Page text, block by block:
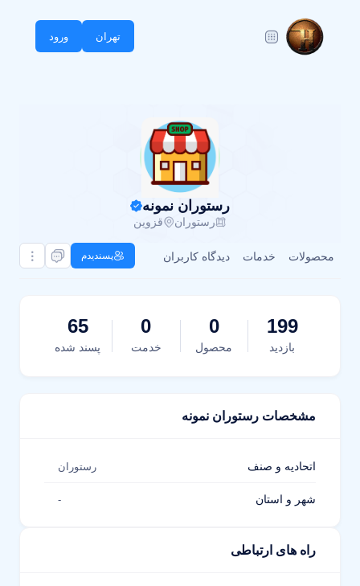
تهران ورود
رستوران نمونه
رستوران قزوین
محصولات خدمات دیدگاه کاربران پسندیدم
199
بازدید
0
محصول
0
خدمت
65
پسند شده
مشخصات رستوران نمونه
اتحادیه و صنف رستوران
شهر و استان -
راه های ارتباطی